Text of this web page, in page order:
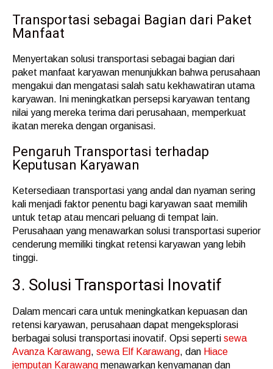
Transportasi sebagai Bagian dari Paket
Manfaat
Menyertakan solusi transportasi sebagai bagian dari
paket manfaat karyawan menunjukkan bahwa perusahaan
mengakui dan mengatasi salah satu kekhawatiran utama
karyawan. Ini meningkatkan persepsi karyawan tentang
nilai yang mereka terima dari perusahaan, memperkuat
ikatan mereka dengan organisasi.
Pengaruh Transportasi terhadap
Keputusan Karyawan
Ketersediaan transportasi yang andal dan nyaman sering
kali menjadi faktor penentu bagi karyawan saat memilih
untuk tetap atau mencari peluang di tempat lain.
Perusahaan yang menawarkan solusi transportasi superior
cenderung memiliki tingkat retensi karyawan yang lebih
tinggi.
3. Solusi Transportasi Inovatif
Dalam mencari cara untuk meningkatkan kepuasan dan
retensi karyawan, perusahaan dapat mengeksplorasi
berbagai solusi transportasi inovatif. Opsi seperti sewa
Avanza Karawang, sewa Elf Karawang, dan Hiace
jemputan Karawang menawarkan kenyamanan dan